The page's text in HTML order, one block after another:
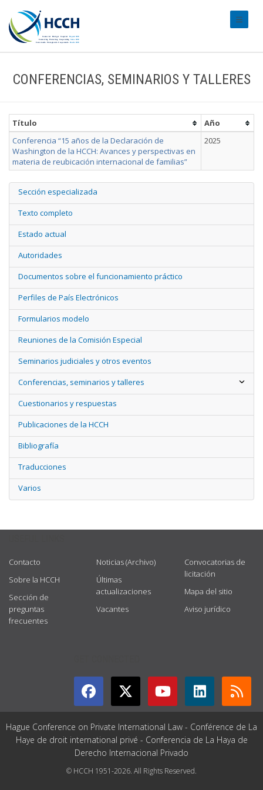
CONFERENCIAS, SEMINARIOS Y TALLERES
Título
Año
Conferencia “15 años de la Declaración de
Washington de la HCCH: Avances y perspectivas en
materia de reubicación internacional de familias”
2025
Sección especializada
Texto completo
Estado actual
Autoridades
Documentos sobre el funcionamiento práctico
Perfiles de País Electrónicos
Formularios modelo
Reuniones de la Comisión Especial
Seminarios judiciales y otros eventos
Conferencias, seminarios y talleres
Cuestionarios y respuestas
Publicaciones de la HCCH
Bibliografía
Traducciones
Varios
Contacto
Sobre la HCCH
Sección de
preguntas
frecuentes
Noticias (Archivo)
Últimas
actualizaciones
Vacantes
Convocatorias de
licitación
Mapa del sitio
Aviso jurídico
Hague Conference on Private International Law - Conférence de La
Haye de droit international privé - Conferencia de La Haya de
Derecho Internacional Privado
© HCCH 1951-2026. All Rights Reserved.